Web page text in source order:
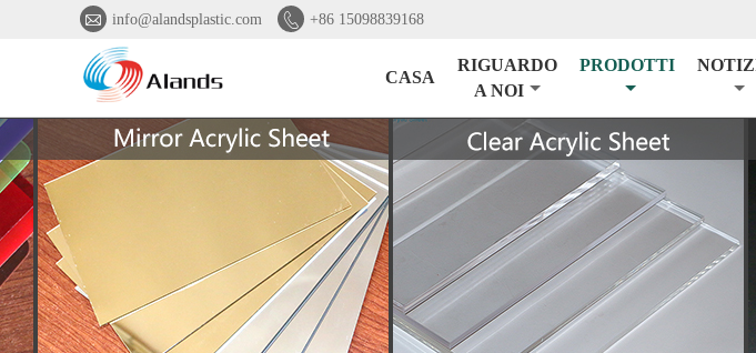
 info@alandsplastic.com  +86 15098839168
CASA
RIGUARDO
A NOI
PRODOTTI